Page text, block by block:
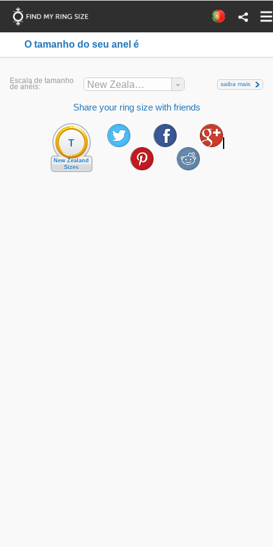
O tamanho do seu anel é
Escala de tamanho
de anéis: New Zealand saiba mais
Share your ring size with friends
T
New Zealand
Sizes